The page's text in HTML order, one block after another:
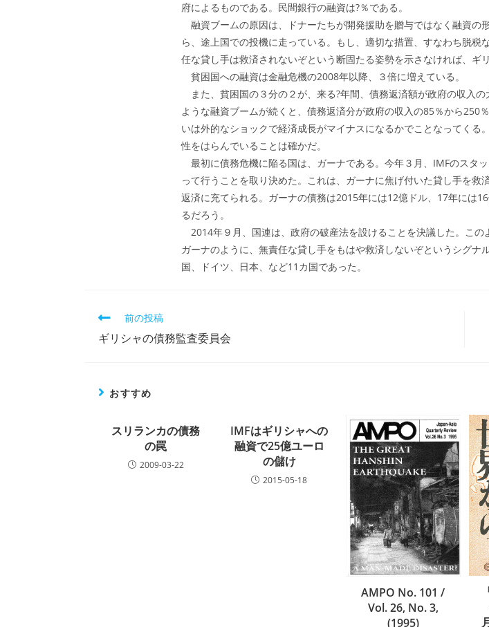
府によるものである。民間銀行の融資は?％である。
融資ブームの原因は、ドナーたちが開発援助を贈与ではなく融資の
ら、途上国での投機に走っている。もし、適切な措置、すなわち脱
任な貸し手は救済されないぞという断固たる姿勢を示さなければ、ギ
貧困国への融資は金融危機の2008年以降、３倍に増えている。
また、貧困国の３分の２が、来る?年間、債務返済額が政府の収入
ような融資ブームが続くと、債務返済分が政府の収入の85％から250
いは外的なショックで経済成長がマイナスになるかでことなってく
性をはらんでいることは確かだ。
最初に債務危機に陥る国は、ガーナである。今年３月、IMFのスタ
って行うことを取り決めた。これは、ガーナに焦げ付いた貸し手を
返済に充てられる。ガーナの債務は2015年には12億ドル、17年には
るだろう。
2014年９月、国連は、政府の破産法を設けることを決議した。こ
ガーナのように、無責任な貸し手をもはや救済しないぞというシグ
国、ドイツ、日本、など11カ国であった。
そ
他
を
前の投稿
ギリシャの債務監査委員会
おすすめ
スリランカの債務
の罠
2009-03-22
IMFはギリシャへの
融資で25億ユーロ
の儲け
2015-05-18
AMPO No. 101 /
Vol. 26, No. 3,
(1995)